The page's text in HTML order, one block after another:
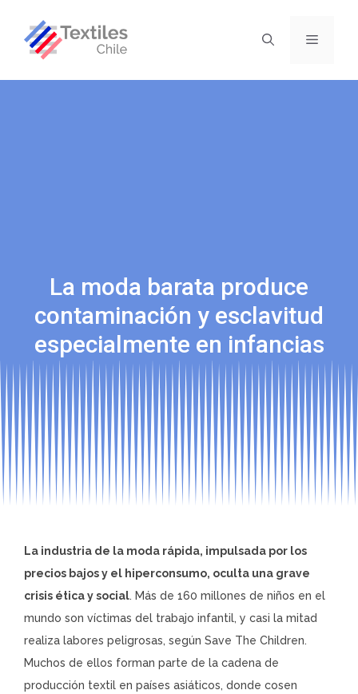
La moda barata produce
contaminación y esclavitud
especialmente en infancias
La industria de la moda rápida, impulsada por los
precios bajos y el hiperconsumo, oculta una grave
crisis ética y social. Más de 160 millones de niños en el
mundo son víctimas del trabajo infantil, y casi la mitad
realiza labores peligrosas, según Save The Children.
Muchos de ellos forman parte de la cadena de
producción textil en países asiáticos, donde cosen